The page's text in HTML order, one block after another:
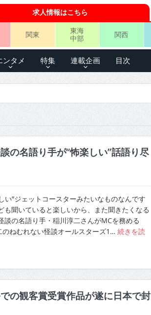
求人情報はこちら
関東
東海
中部
関西
ンタメ 特集 連載企画 目次
名語り手が“怖楽しい”話語り尽
い”ジェットコースターみたいなものなんです
も聞いていると楽しいから、また聞きたくなる
談の名語り手・稲川淳二さんがMCを務める
のねむれない怪談オールスターズ1… 続きを読
の観客賞受賞作品が遂に日本で封